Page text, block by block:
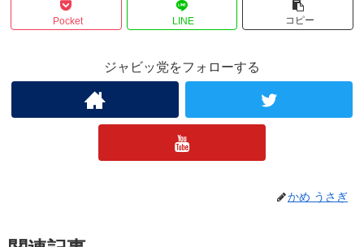
Pocket LINE コピー
ジャビッ党をフォローする
かめ うさぎ